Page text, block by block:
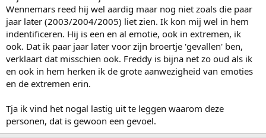
Wennemars reed hij wel aardig maar nog niet zoals die paar
jaar later (2003/2004/2005) liet zien. Ik kon mij wel in hem
indentificeren. Hij is een en al emotie, ook in extremen, ik
ook. Dat ik paar jaar later voor zijn broertje 'gevallen' ben,
verklaart dat misschien ook. Freddy is bijna net zo oud als ik
en ook in hem herken ik de grote aanwezigheid van emoties
en de extremen erin.
Tja ik vind het nogal lastig uit te leggen waarom deze
personen, dat is gewoon een gevoel.